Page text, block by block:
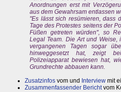
Anordnungen erst mit
aus dem Gewahrsam entlassen
"Es lässt sich resümieren, dass
Tage des Protestes seitens der
Füßen getreten würden", so
Legal Team. Die Art und
vergangenen Tagen sogar
hinweggesetzt hat, zeigt
Polizeiapparat bewiesen hat,
Grundrechte abbauen kann.
Zusatzinfos vom und Interview mit
Zusammenfassender Berichtvom